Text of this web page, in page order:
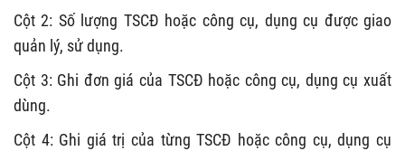
Cột 2: Số lượng TSCĐ hoặc công cụ, dụng cụ được giao
quản lý, sử dụng.
Cột 3: Ghi đơn giá của TSCĐ hoặc công cụ, dụng cụ xuất
dùng.
Cột 4: Ghi giá trị của từng TSCĐ hoặc công cụ, dụng cụ